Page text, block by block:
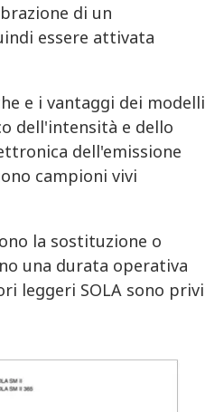
di un
essere attivata
e i vantaggi dei modelli
dell'intensità e dello
dell'emissione
campioni vivi
la sostituzione o
una durata operativa
leggeri SOLA sono privi